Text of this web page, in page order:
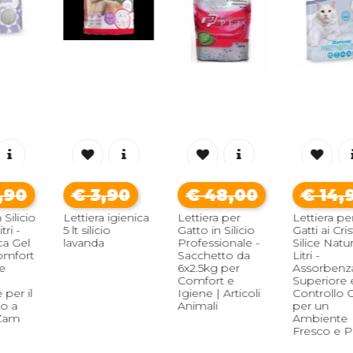
igienica
€ 48,00
Lettiera per
Gatto in Silicio
Professionale -
€ 14,90
Lettiera per
Gatti ai Cristalli di
Silice Naturale 15
Litri -
Assorbenza
Superiore e
Controllo Odori
per un
€
Gatti
Silice
Silpet
Odori,
Pulire
Tuo